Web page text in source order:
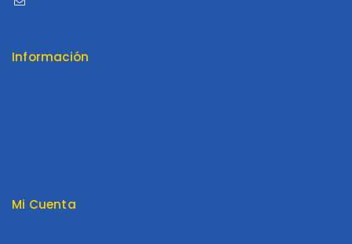
Información
Mi Cuenta